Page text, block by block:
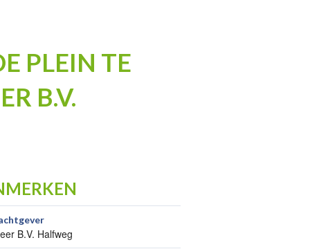
PLEIN TE
B.V.
B.V. Halfweg